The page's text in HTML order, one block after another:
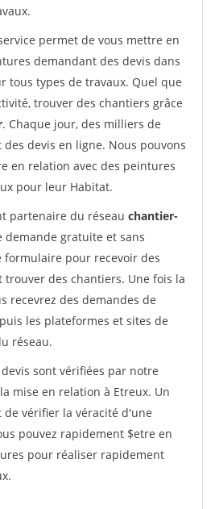
permet de vous mettre en
demandant des devis dans
tous types de travaux. Quel que
trouver des chantiers grâce
. Chaque jour, des milliers de
devis en ligne. Nous pouvons
en relation avec des peintures
pour leur Habitat.
partenaire du réseau chantier-
demande gratuite et sans
formulaire pour recevoir des
trouver des chantiers. Une fois la
recevrez des demandes de
les plateformes et sites de
réseau.
sont vérifiées par notre
mise en relation à Etreux. Un
vérifier la véracité d'une
pouvez rapidement $etre en
pour réaliser rapidement